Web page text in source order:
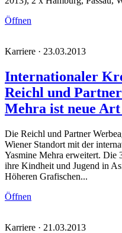
Öffnen
Karriere · 23.03.2013
Internationaler
Reichl und
Mehra ist neue
Die Reichl und Partner
Wiener Standort mit der
Yasmine Mehra erweitert. Die
ihre Kindheit und Jugend in
Höheren Grafischen...
Öffnen
Karriere · 21.03.2013